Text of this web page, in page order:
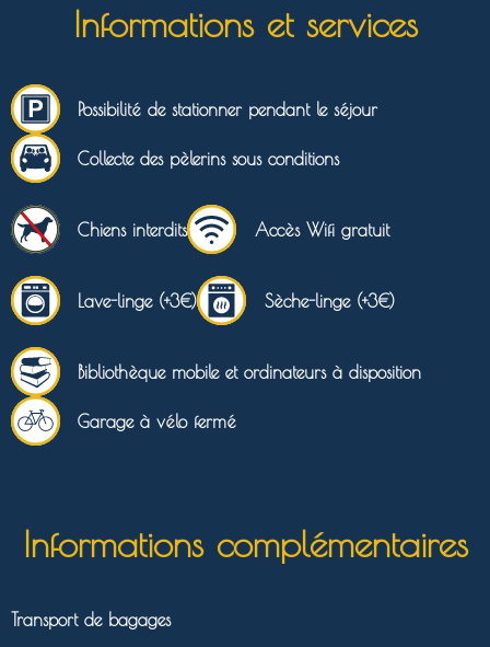
Informations et services
Possibilité de stationner pendant le séjour
Collecte des pèlerins sous conditions
Chiens interdits Accès Wifi gratuit
Lave-linge (+3€) Sèche-linge (+3€)
Bibliothèque mobile et ordinateurs à disposition
Garage à vélo fermé
Informations complémentaires
Transport de bagages